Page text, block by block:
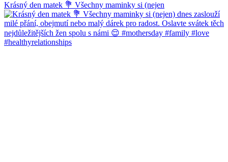
Krásný den matek 💐 Všechny maminky si (nejen